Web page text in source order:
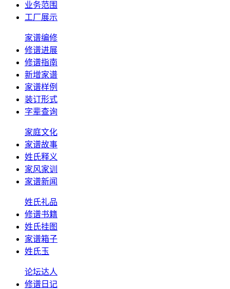
业务范围
工厂展示
家谱编修
修谱进展
修谱指南
新增家谱
家谱样例
装订形式
字辈查询
家庭文化
家谱故事
姓氏释义
家风家训
家谱新闻
姓氏礼品
修谱书籍
姓氏挂图
家谱箱子
姓氏玉
论坛达人
修谱日记